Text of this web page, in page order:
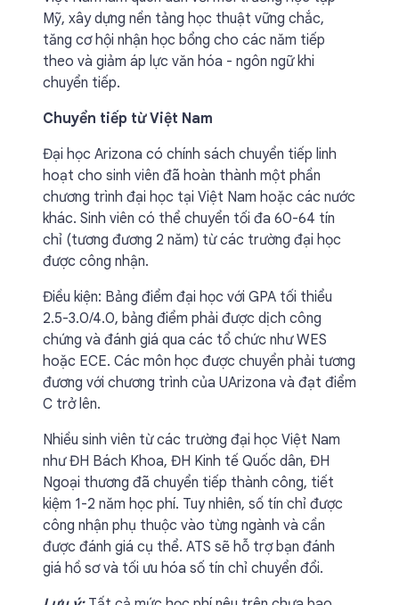
Mỹ, xây dựng nền tảng học thuật vững chắc,
tăng cơ hội nhận học bổng cho các năm tiếp
theo và giảm áp lực văn hóa - ngôn ngữ khi
chuyển tiếp.
Chuyển tiếp từ Việt Nam
Đại học Arizona có chính sách chuyển tiếp linh
hoạt cho sinh viên đã hoàn thành một phần
chương trình đại học tại Việt Nam hoặc các nước
khác. Sinh viên có thể chuyển tối đa 60-64 tín
chỉ (tương đương 2 năm) từ các trường đại học
được công nhận.
Điều kiện: Bảng điểm đại học với GPA tối thiểu
2.5-3.0/4.0, bảng điểm phải được dịch công
chứng và đánh giá qua các tổ chức như WES
hoặc ECE. Các môn học được chuyển phải tương
đương với chương trình của UArizona và đạt điểm
C trở lên.
Nhiều sinh viên từ các trường đại học Việt Nam
như ĐH Bách Khoa, ĐH Kinh tế Quốc dân, ĐH
Ngoại thương đã chuyển tiếp thành công, tiết
kiệm 1-2 năm học phí. Tuy nhiên, số tín chỉ được
công nhận phụ thuộc vào từng ngành và cần
được đánh giá cụ thể. ATS sẽ hỗ trợ bạn đánh
giá hồ sơ và tối ưu hóa số tín chỉ chuyển đổi.